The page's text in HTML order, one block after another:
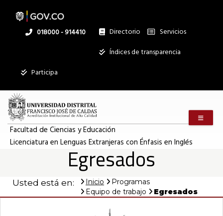
contenido
Linea
018000 - 914410 Directorio
Institucional
Servicios
Índices de transparencia
Participa
Facultad de Ciencias y Educación
Licenciatura en Lenguas Extranjeras con Énfasis en Inglés
Egresados
Usted está en: Inicio
Programas
Equipo de trabajo
Egresados